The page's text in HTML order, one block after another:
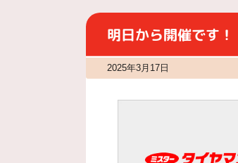
明日から開催です！
2025年3月17日